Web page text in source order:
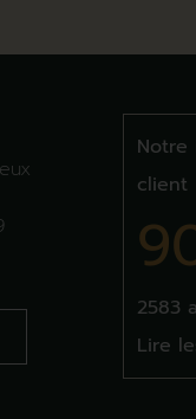
Notre
client
2583
Lire